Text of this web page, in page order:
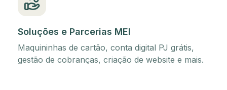
Soluções e Parcerias MEI
Maquininhas de cartão, conta digital PJ grátis,
gestão de cobranças, criação de website e mais.